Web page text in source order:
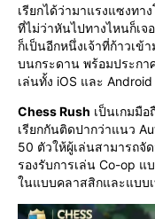
เรียกได้ว่ามาแรงแซงทา
ที่ไม่ว่าหันไปทางไหนก็เจ
ก็เป็นอีกหนึ่งเจ้าที่ก้าวเข้
บนกระดาน พร้อมประกา
เล่นทั้ง iOS และ Android
Chess Rush เป็นเกมมื
เรียกกันติดปากว่าแนว
50 ตัวให้ผู้เล่นสามารถจั
รองรับการเล่น Co-op แ
ในแบบคลาสสิกและแบบ